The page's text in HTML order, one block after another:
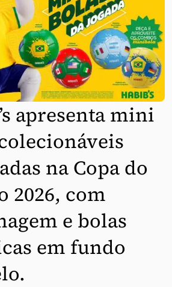
apresenta mini
na Copa do
2026, com
e bolas
em fundo